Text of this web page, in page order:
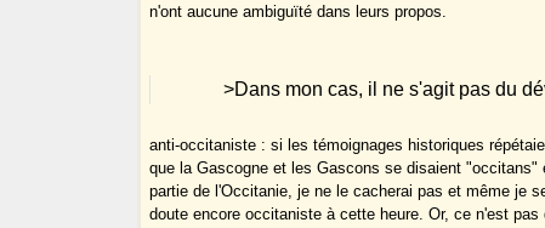
n'ont aucune ambiguïté dans leurs propos.
>Dans mon cas, il ne s'agit pas du
anti-occitaniste : si les témoignages historiques
que la Gascogne et les Gascons se disaient "occitans"
partie de l'Occitanie, je ne le cacherai pas et même je
doute encore occitaniste à cette heure. Or, ce n'est pas